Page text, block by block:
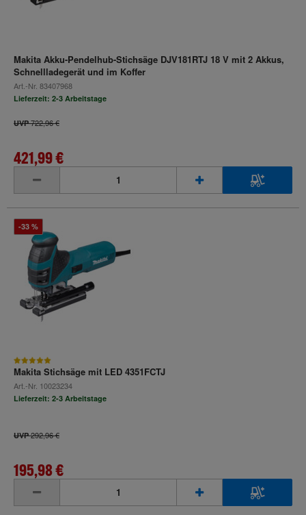
Makita Akku-Pendelhub-Stichsäge DJV181RTJ 18 V mit 2 Akkus,
Schnellladegerät und im Koffer
Art.-Nr. 83407968
Lieferzeit: 2-3 Arbeitstage
UVP722,96 €
421,99 €
-33 %
Makita Stichsäge mit LED 4351FCTJ
Art.-Nr. 10023234
Lieferzeit: 2-3 Arbeitstage
UVP292,96 €
195,98 €